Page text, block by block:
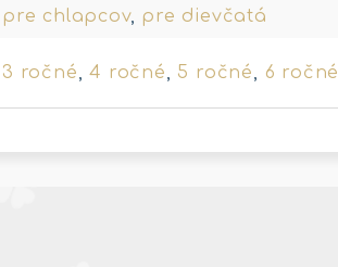
pre chlapcov, pre dievčatá
3 ročné,4 ročné, 5 ročné, 6 ročné